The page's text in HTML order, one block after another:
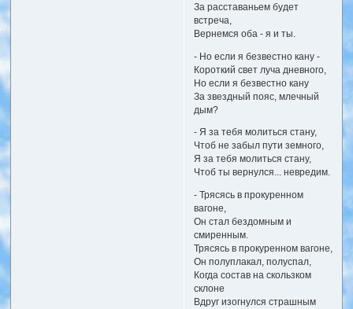
За расставаньем будет
встреча,
Вернемся оба - я и ты.
- Но если я безвестно кану -
Короткий свет луча дневного,
Но если я безвестно кану
За звездный пояс, млечный
дым?
- Я за тебя молиться стану,
Чтоб не забыл пути земного,
Я за тебя молиться стану,
Чтоб ты вернулся... невредим.
- Трясясь в прокуренном
вагоне,
Он стал бездомным и
смиренным.
Трясясь в прокуренном вагоне,
Он полуплакал, полуспал,
Когда состав на скользком
склоне
Вдруг изогнулся страшным